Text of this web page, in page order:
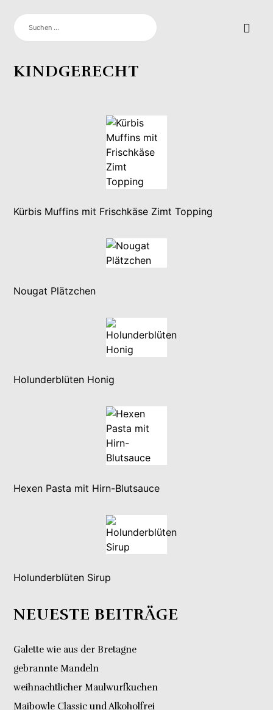
SUCHEN
NACH:
KINDGERECHT
Kürbis Muffins mit Frischkäse Zimt Topping
Nougat Plätzchen
Holunderblüten Honig
Hexen Pasta mit Hirn-Blutsauce
Holunderblüten Sirup
NEUESTE BEITRÄGE
Galette wie aus der Bretagne
gebrannte Mandeln
weihnachtlicher Maulwurfkuchen
Maibowle Classic und Alkoholfrei